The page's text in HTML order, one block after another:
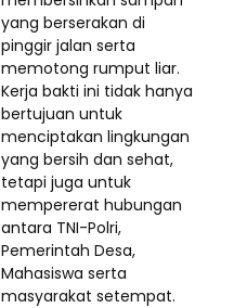
yang berserakan di
pinggir jalan serta
memotong rumput liar.
Kerja bakti ini tidak hanya
bertujuan untuk
menciptakan lingkungan
yang bersih dan sehat,
tetapi juga untuk
mempererat hubungan
antara TNI-Polri,
Pemerintah Desa,
Mahasiswa serta
masyarakat setempat.